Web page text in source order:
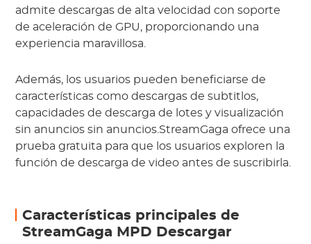
admite descargas de alta velocidad con soporte
de aceleración de GPU, proporcionando una
experiencia maravillosa.
Además, los usuarios pueden beneficiarse de
características como descargas de subtitlos,
capacidades de descarga de lotes y visualización
sin anuncios sin anuncios.StreamGaga ofrece una
prueba gratuita para que los usuarios exploren la
función de descarga de video antes de suscribirla.
Características principales de
StreamGaga MPD Descargar